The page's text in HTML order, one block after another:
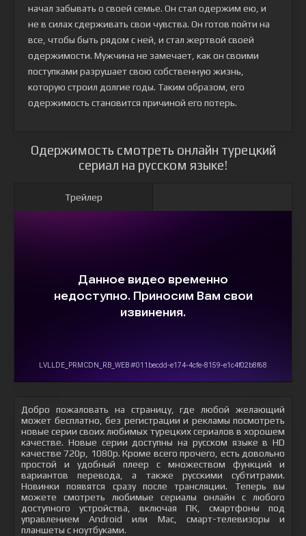
начал забывать о своей семье. Он стал одержим ею, и
не в силах сдерживать свои чувства. Он готов пойти на
все, чтобы быть рядом с ней, и стал жертвой своей
одержимости. Мужчина не замечает, как он своими
поступками разрушает свою собственную жизнь,
которую строил долгие годы. Таким образом, его
одержимость становится причиной его потерь.
Одержимость смотреть онлайн турецкий
сериал на русском языке!
Трейлер
Добро пожаловать на страницу, где любой желающий
может бесплатно, без регистрации и рекламы посмотреть
новые серии своих любимых турецких сериалов в хорошем
качестве. Новые серии доступны на русском языке в HD
качестве 720p, 1080p. Кроме всего прочего, есть довольно
простой и удобный плеер с множеством функций и
вариантов перевода, а также русскими субтитрами.
Новинки появятся сразу после трансляции. Теперь вы
можете смотреть любимые сериалы онлайн с любого
доступного устройства, включая ПК, смартфоны под
управлением Android или Mac, смарт-телевизоры и
планшеты с ноутбуками.